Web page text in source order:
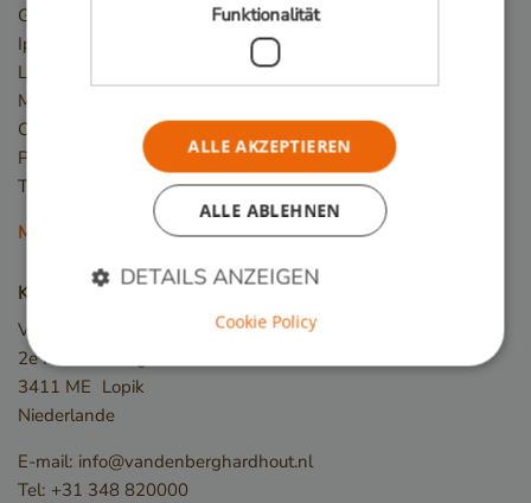
Guariuba/Mururé
Ipé
Louro Preto
Massaranduba
Okan/Denya
Piquia
Tali
Mehr Holzarten
Kontakt
Van den Berg Hardhout
2e Industrieweg 19
3411 ME Lopik
Niederlande
E-mail: info@vandenberghardhout.nl
Tel: +31 348 820000
Funktionalität
ALLE AKZEPTIEREN
ALLE ABLEHNEN
DETAILS ANZEIGEN
Unbedingt erforderlich
Unbedingt erforderliche Cookies ermöglichen
wesentliche Kernfunktionen der Website wie die
Benutzeranmeldung und die Kontoverwaltung.
Cookie Policy